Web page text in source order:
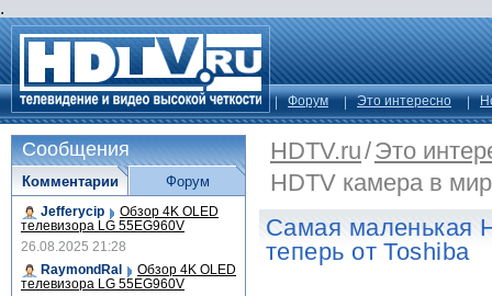
.
Форум Это интересно
HDTV.ru/Это
HDTV камера в
Самая маленькая
теперь от Toshiba
Сообщения
Комментарии
Jefferycip Обзор 4K OLED
телевизора LG 55EG960V
26.08.2025 21:28
RaymondRal
Обзор 4K OLED
телевизора LG 55EG960V
Форум